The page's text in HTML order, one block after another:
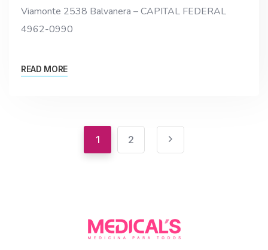
Viamonte 2538 Balvanera – CAPITAL FEDERAL
4962-0990
READ MORE
1 2